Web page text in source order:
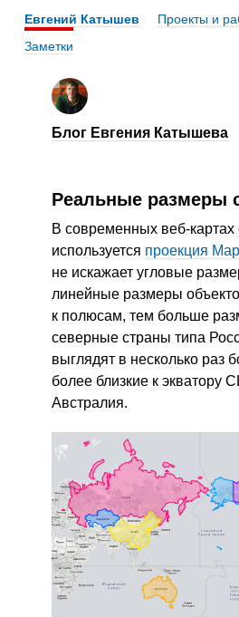
Евгений Катышев Проекты и
Заметки
Блог Евгения Катышева
Реальные размеры
В современных веб-
используется проекция
не искажает угловые
линейные размеры
к полюсам, тем больше
северные страны типа
выглядят в несколько раз
более близкие к экватору
Австралия.